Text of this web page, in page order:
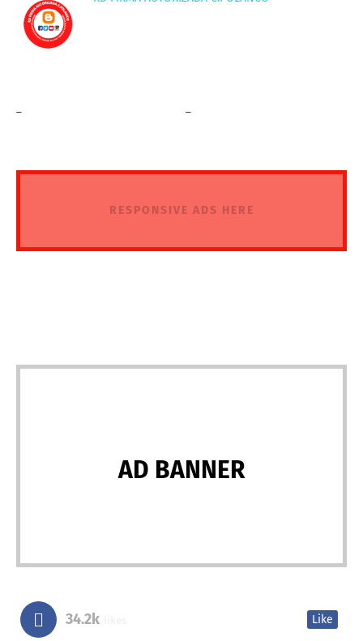
RESPONSIVE ADS HERE
AD BANNER
34.2k Like